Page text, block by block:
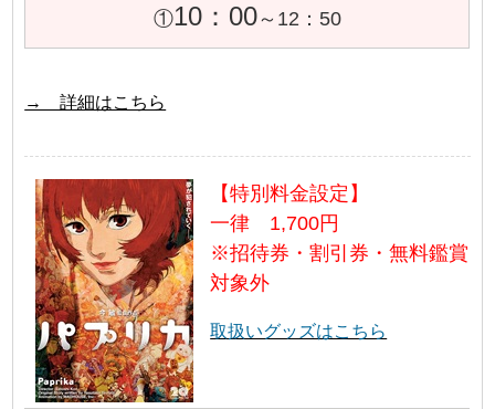
①10：00～12：50
→ 詳細はこちら
【特別料金設定】
一律 1,700円
※招待券・割引券・無料鑑賞
対象外
取扱いグッズはこちら